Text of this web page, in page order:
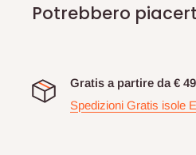
Potrebbero
Gratis a partire da €
Spedizioni Gratis isole